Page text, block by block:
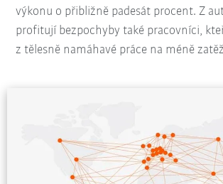
výkonu o přibližně padesát procent. Z
profitují bezpochyby také pracovníci,
z tělesně namáhavé práce na méně